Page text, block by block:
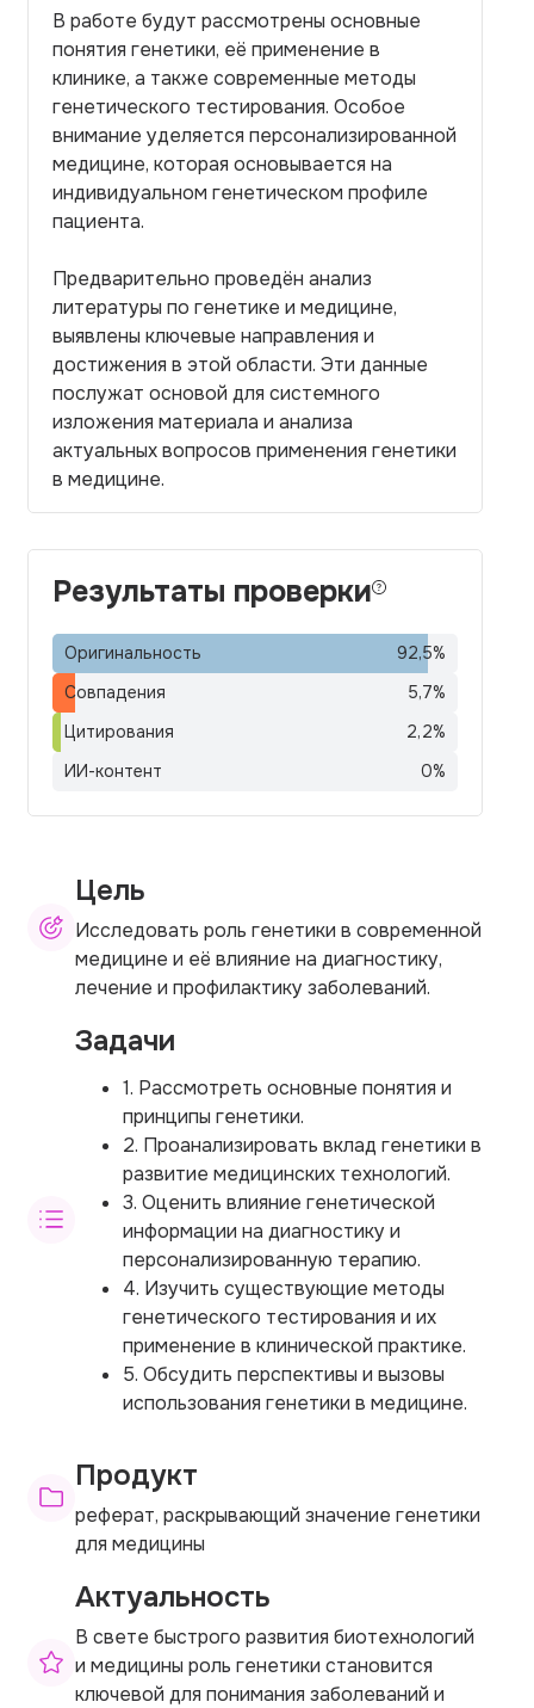
В работе будут рассмотрены основные
понятия генетики, её применение в
клинике, а также современные методы
генетического тестирования. Особое
внимание уделяется персонализированной
медицине, которая основывается на
индивидуальном генетическом профиле
пациента.
Предварительно проведён анализ
литературы по генетике и медицине,
выявлены ключевые направления и
достижения в этой области. Эти данные
послужат основой для системного
изложения материала и анализа
актуальных вопросов применения генетики
в медицине.
Результаты проверки
Оригинальность 92,5%
Совпадения
5,7%
Цитирования
2,2%
ИИ-контент
0%
Цель
Исследовать роль генетики в современной
медицине и её влияние на диагностику,
лечение и профилактику заболеваний.
Задачи
1. Рассмотреть основные понятия и
принципы генетики.
2. Проанализировать вклад генетики в
развитие медицинских технологий.
3. Оценить влияние генетической
информации на диагностику и
персонализированную терапию.
4. Изучить существующие методы
генетического тестирования и их
применение в клинической практике.
5. Обсудить перспективы и вызовы
использования генетики в медицине.
Продукт
реферат, раскрывающий значение генетики
для медицины
Актуальность
В свете быстрого развития биотехнологий
и медицины роль генетики становится
ключевой для понимания заболеваний и